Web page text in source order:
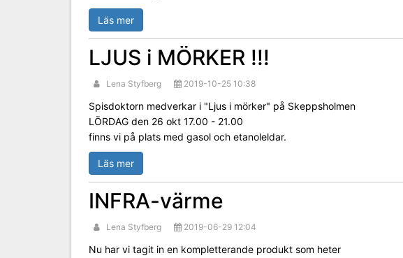
Läs mer
LJUS i MÖRKER !!!
Lena Styfberg 2019-10-25 10:38
Spisdoktorn medverkar i "Ljus i mörker" på Skeppsholmen
LÖRDAG den 26 okt 17.00 - 21.00
finns vi på plats med gasol och etanoleldar.
Läs mer
INFRA-värme
Lena Styfberg 2019-06-29 12:04
Nu har vi tagit in en kompletterande produkt som heter